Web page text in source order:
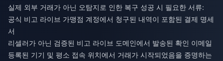
실제 외부 거래가 아닌 오탐지로 인한 복구 성공 시 필요한 서류:
공식 비고 라이브 가맹점 계정에서 청구된 내역이 포함된 결제 명세
서
리셀러가 아닌 검증된 비고 라이브 도메인에서 발송된 확인 이메일
등록된 기기 및 평소 접속 위치에서 거래가 시작되었음을 증명하는